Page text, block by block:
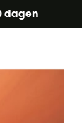
dagenmet code